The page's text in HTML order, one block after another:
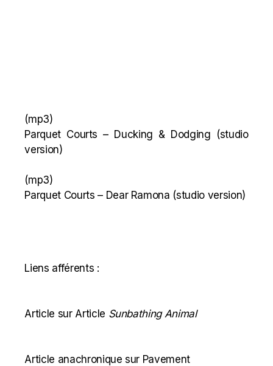
(mp3)
Parquet Courts – Ducking & Dodging (studio
version)
(mp3)
Parquet Courts – Dear Ramona (studio version)
Liens afférents :
Article sur Article Sunbathing Animal
Article anachronique sur Pavement